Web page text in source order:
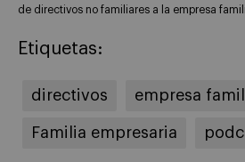
de directivos no familiares a la empresa
Etiquetas:
directivos empresa
Familia empresaria